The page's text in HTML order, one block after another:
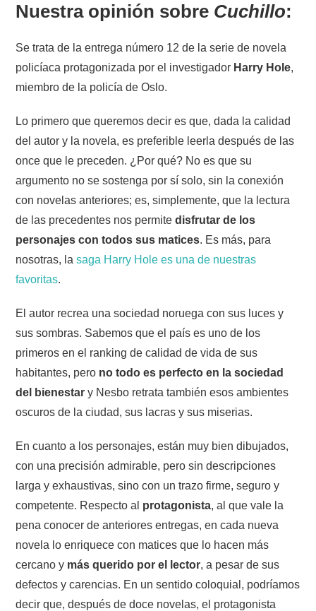
Nuestra opinión sobre Cuchillo:
Se trata de la entrega número 12 de la serie de novela
policíaca protagonizada por el investigador Harry Hole,
miembro de la policía de Oslo.
Lo primero que queremos decir es que, dada la calidad
del autor y la novela, es preferible leerla después de las
once que le preceden. ¿Por qué? No es que su
argumento no se sostenga por sí solo, sin la conexión
con novelas anteriores; es, simplemente, que la lectura
de las precedentes nos permitedisfrutar de los
personajes con todos sus matices. Es más, para
nosotras, lasaga Harry Hole es una de nuestras
favoritas.
El autor recrea una sociedad noruega con sus luces y
sus sombras. Sabemos que el país es uno de los
primeros en el ranking de calidad de vida de sus
habitantes, pero no todo es perfecto en la sociedad
del bienestar y Nesbo retrata también esos ambientes
oscuros de la ciudad, sus lacras y sus miserias.
En cuanto a los personajes, están muy bien dibujados,
con una precisión admirable, pero sin descripciones
larga y exhaustivas, sino con un trazo firme, seguro y
competente. Respecto al protagonista, al que vale la
pena conocer de anteriores entregas, en cada nueva
novela lo enriquece con matices que lo hacen más
cercano y más querido por el lector, a pesar de sus
defectos y carencias. En un sentido coloquial, podríamos
decir que, después de doce novelas, el protagonista